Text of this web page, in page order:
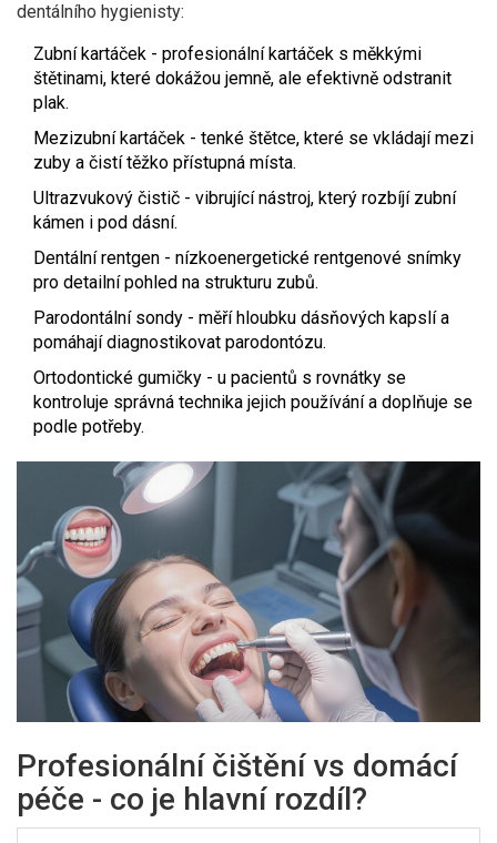
dentálního hygienisty:
Zubní kartáček - profesionální kartáček s měkkými
štětinami, které dokážou jemně, ale efektivně odstranit
plak.
Mezizubní kartáček - tenké štětce, které se vkládají mezi
zuby a čistí těžko přístupná místa.
Ultrazvukový čistič - vibrující nástroj, který rozbíjí zubní
kámen i pod dásní.
Dentální rentgen - nízkoenergetické rentgenové snímky
pro detailní pohled na strukturu zubů.
Parodontální sondy - měří hloubku dásňových kapslí a
pomáhají diagnostikovat parodontózu.
Ortodontické gumičky - u pacientů s rovnátky se
kontroluje správná technika jejich používání a doplňuje se
podle potřeby.
Profesionální čištění vs domácí
péče - co je hlavní rozdíl?